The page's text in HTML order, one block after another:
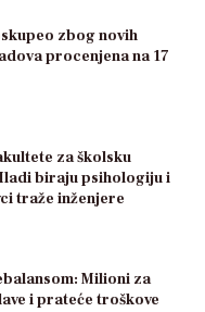
zbog novih
procenjena na 17
za školsku
biraju psihologiju i
traže inženjere
Milioni za
i prateće troškove